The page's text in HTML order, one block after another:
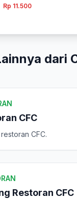
Rp 11.500
dari
CFC
CFC.
Restoran CFC